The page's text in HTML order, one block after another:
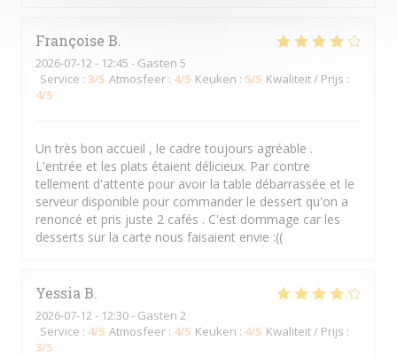
Françoise B
2026-07-12 - 12:45 - Gasten 5
Service : 3/5 Atmosfeer : 4/5 Keuken : 5/5 Kwaliteit / Prijs :
4/5
Un très bon accueil , le cadre toujours agréable .
L'entrée et les plats étaient délicieux. Par contre
tellement d'attente pour avoir la table débarrassée et le
serveur disponible pour commander le dessert qu'on a
renoncé et pris juste 2 cafés . C'est dommage car les
desserts sur la carte nous faisaient envie :((
Yessia B
2026-07-12 - 12:30 - Gasten 2
Service : 4/5 Atmosfeer : 4/5 Keuken : 4/5 Kwaliteit / Prijs :
3/5